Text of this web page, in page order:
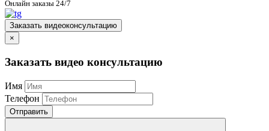
Онлайн заказы 24/7
Заказать видеоконсультацию
×
Заказать видео консультацию
Имя
Телефон
Отправить